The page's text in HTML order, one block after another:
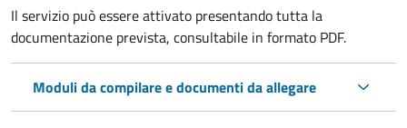
Il servizio può essere attivato presentando tutta la
documentazione prevista, consultabile in formato PDF.
Moduli da compilare e documenti da allegare